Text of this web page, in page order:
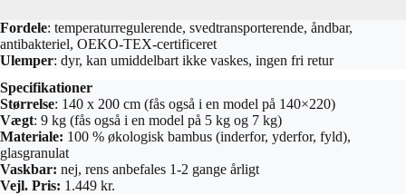
Fordele: temperaturregulerende, svedtransporterende, åndbar,
antibakteriel, OEKO-TEX-certificeret
Ulemper: dyr, kan umiddelbart ikke vaskes, ingen fri retur
Specifikationer
Størrelse: 140 x 200 cm (fås også i en model på 140×220)
Vægt: 9 kg (fås også i en model på 5 kg og 7 kg)
Materiale: 100 % økologisk bambus (inderfor, yderfor, fyld),
glasgranulat
Vaskbar: nej, rens anbefales 1-2 gange årligt
Vejl. Pris: 1.449 kr.